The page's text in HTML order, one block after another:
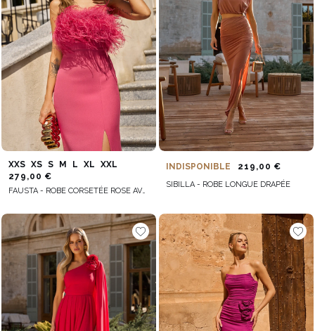
XXS XS S M L XL
XXL
279,00 €
FAUSTA - ROBE CORSETÉE ROSE AVEC PLUMES
INDISPONIBLE 219,00 €
SIBILLA - ROBE LONGUE DRAPÉE